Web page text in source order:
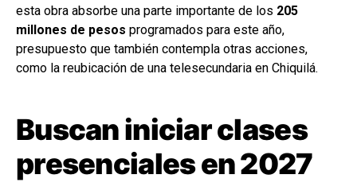
esta obra absorbe una parte importante de los 205
millones de pesos programados para este año,
presupuesto que también contempla otras acciones,
como la reubicación de una telesecundaria en Chiquilá.
Buscan iniciar clases
presenciales en 2027